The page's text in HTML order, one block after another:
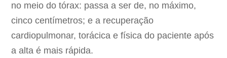
no meio do tórax: passa a ser de, no máximo,
cinco centímetros; e a recuperação
cardiopulmonar, torácica e física do paciente após
a alta é mais rápida.